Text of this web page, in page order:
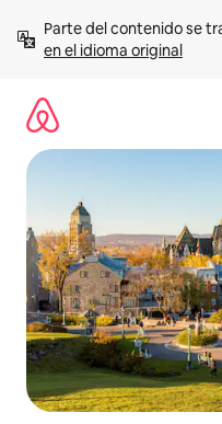
contenido
Parte del contenido se
en el idioma original